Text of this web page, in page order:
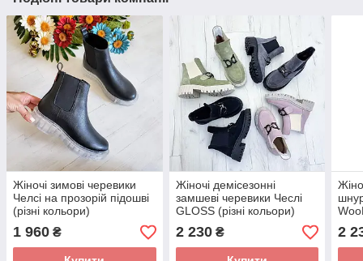
Жіночі зимові черевики
Челсі на прозорій підошві
(різні кольори)
1 960 ₴
Жіночі демісезонні
замшеві черевики Чеслі
GLOSS (різні кольори)
2 230₴ 2